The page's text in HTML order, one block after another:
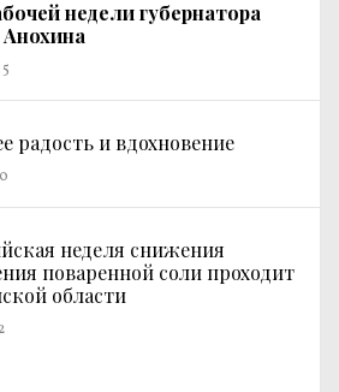
недели губернатора
радость и вдохновение
неделя снижения
поваренной соли проходит
области